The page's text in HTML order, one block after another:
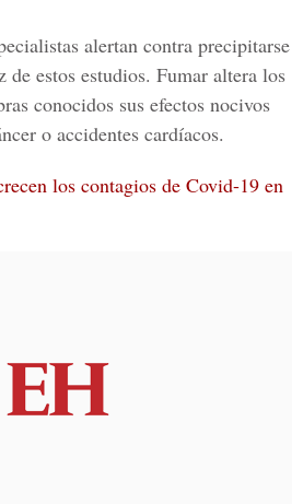
alertan contra precipitarse
de estos estudios. Fumar altera los
conocidos sus efectos nocivos
o accidentes cardíacos.
los contagios de Covid-19 en